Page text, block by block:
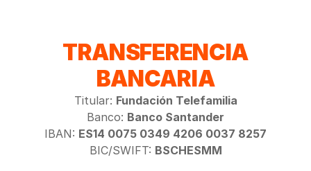
TRANSFERENCIA
BANCARIA
Titular: Fundación Telefamilia
Banco: Banco Santander
IBAN: ES14 0075 0349 4206 0037 8257
BIC/SWIFT: BSCHESMM